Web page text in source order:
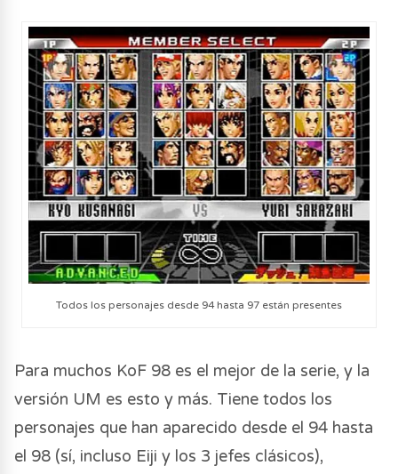
Todos los personajes desde 94 hasta 97 están presentes
Para muchos KoF 98 es el mejor de la serie, y la
versión UM es esto y más. Tiene todos los
personajes que han aparecido desde el 94 hasta
el 98 (sí, incluso Eiji y los 3 jefes clásicos),